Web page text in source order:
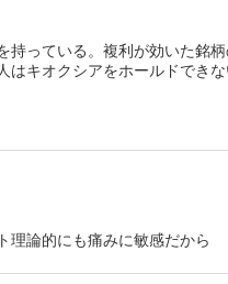
持っている。複利が効いた銘
キオクシアをホールドでき
理論的にも痛みに敏感だから